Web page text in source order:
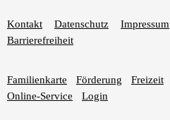
Kontakt Datenschutz Impressum
Barrierefreiheit
Familienkarte Förderung
Freizeit
Online-Service
Login